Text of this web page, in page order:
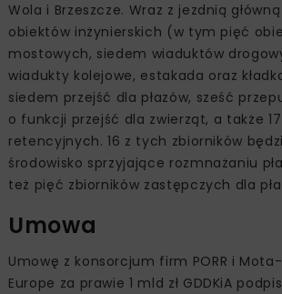
Wola i Brzeszcze. Wraz z jezdnią
obiektów inżynierskich (w tym pięć
mostowych, siedem wiaduktów
wiadukty kolejowe, estakada oraz
siedem przejść dla płazów, sześć
o funkcji przejść dla zwierząt, a także
retencyjnych. 16 z tych zbiorników
środowisko sprzyjające rozmnażaniu
też pięć zbiorników zastępczych dla
Umowa
Umowę z konsorcjum firm PORR i
Europe za prawie 1 mld zł GDDKiA